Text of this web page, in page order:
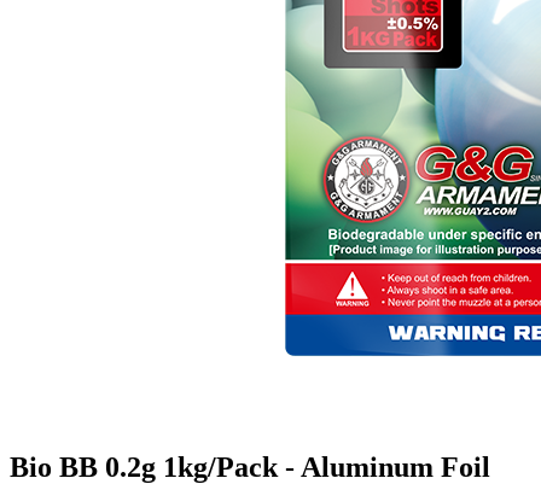
Bio BB 0.2g 1kg/Pack - Aluminum Foil